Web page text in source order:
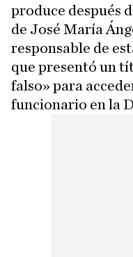
produce después
de José María
responsable de
que presentó un
falso» para
funcionario en la